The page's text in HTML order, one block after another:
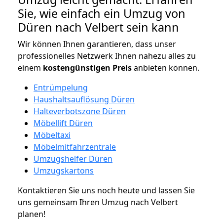
Sie, wie einfach ein Umzug von
Düren nach Velbert sein kann
Wir können Ihnen garantieren, dass unser
professionelles Netzwerk Ihnen nahezu alles zu
einem kostengünstigen Preisanbieten können.
Entrümpelung
Haushaltsauflösung Düren
Halteverbotszone Düren
Möbellift Düren
Möbeltaxi
Möbelmitfahrzentrale
Umzugshelfer Düren
Umzugskartons
Kontaktieren Sie uns noch heute und lassen Sie
uns gemeinsam Ihren Umzug nach Velbert
planen!